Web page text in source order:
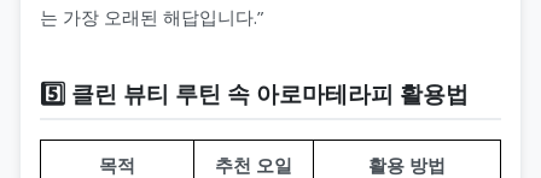
는 가장 오래된 해답입니다.”
5️⃣ 클린 뷰티 루틴 속 아로마테라피 활용법
목적 추천 오일 활용 방법